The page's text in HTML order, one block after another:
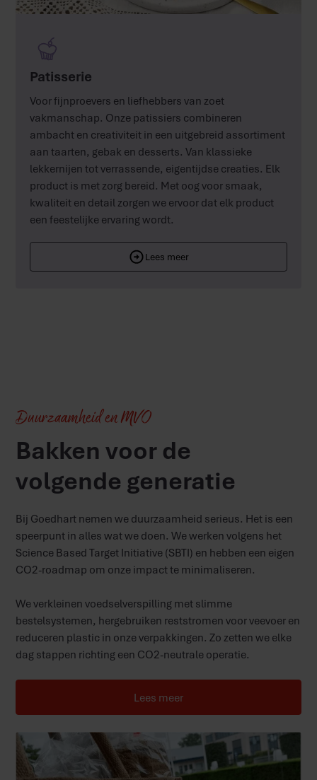
Patisserie
Voor fijnproevers en liefhebbers van zoet
vakmanschap. Onze patissiers combineren
ambacht en creativiteit in een uitgebreid assortiment
aan taarten, gebak en desserts. Van klassieke
lekkernijen tot verrassende, eigentijdse creaties. Elk
product is met zorg bereid. Met oog voor smaak,
kwaliteit en detail zorgen we ervoor dat elk product
een feestelijke ervaring wordt.
Lees meer
Duurzaamheid en MVO
Bakken voor de
volgende generatie
Bij Goedhart nemen we duurzaamheid serieus. Het is een
speerpunt in alles wat we doen. We werken volgens het
Science Based Target Initiative (SBTI) en hebben een eigen
CO2-roadmap om onze impact te minimaliseren.
We verkleinen voedselverspilling met slimme
bestelsystemen, hergebruiken reststromen voor veevoer en
reduceren plastic in onze verpakkingen. Zo zetten we elke
dag stappen richting een CO2-neutrale operatie.
Lees meer